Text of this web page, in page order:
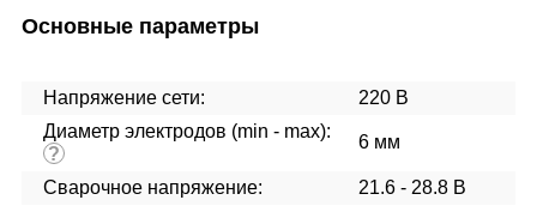
Основные параметры
Напряжение сети:
220 В
Диаметр электродов (min - max):
?
6 мм
Сварочное напряжение:
21.6 - 28.8 В